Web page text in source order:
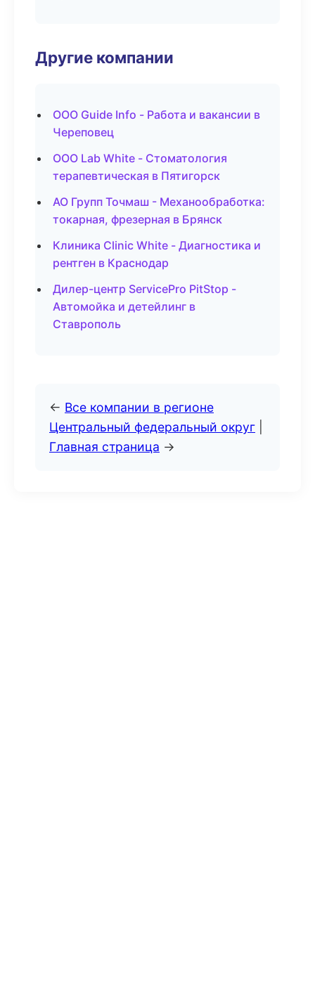
Другие компании
ООО Guide Info - Работа и вакансии в
Череповец
ООО Lab White - Стоматология
терапевтическая в Пятигорск
АО Групп Точмаш - Механообработка:
токарная, фрезерная в Брянск
Клиника Clinic White - Диагностика и
рентген в Краснодар
Дилер-центр ServicePro PitStop -
Автомойка и детейлинг в
Ставрополь
← Все компании в регионе
Центральный федеральный округ
Главная страница →